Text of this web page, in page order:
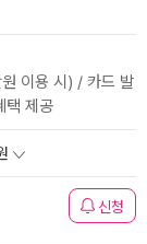
이용 시) / 카드 발
택 제공
신청